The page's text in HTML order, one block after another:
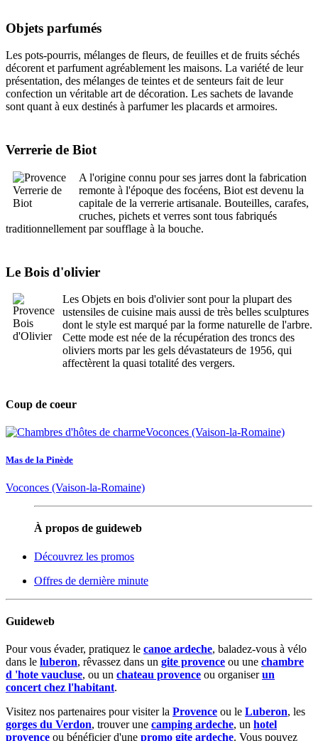
Objets parfumés
Les pots-pourris, mélanges de fleurs, de feuilles et de fruits séchés
décorent et parfument agréablement les maisons. La variété de leur
présentation, des mélanges de teintes et de senteurs fait de leur
confection un véritable art de décoration. Les sachets de lavande
sont quant à eux destinés à parfumer les placards et armoires.
Verrerie de Biot
A l'origine connu pour ses jarres dont la fabrication
remonte à l'époque des focéens, Biot est devenu la
capitale de la verrerie artisanale. Bouteilles, carafes,
cruches, pichets et verres sont tous fabriqués
traditionnellement par soufflage à la bouche.
Le Bois d'olivier
Les Objets en bois d'olivier sont pour la plupart des
ustensiles de cuisine mais aussi de très belles sculptures
dont le style est marqué par la forme naturelle de l'arbre.
Cette mode est née de la récupération des troncs des
oliviers morts par les gels dévastateurs de 1956, qui
affectèrent la quasi totalité des vergers.
Coup de coeur
Mas de la Pinède
Voconces (Vaison-la-Romaine)
À propos de guideweb
Découvrez les promos
Offres de dernière minute
Guideweb
Pour vous évader, pratiquez le canoe ardeche, baladez-vous à vélo
dans le luberon, rêvassez dans un gite provence ou une chambre
d 'hote vaucluse, ou un chateau provence ou organiserun
concert chez l'habitant.
Visitez nos partenaires pour visiter la Provence ou le Luberon, les
gorges du Verdon, trouver une camping ardeche, un hotel
provence ou bénéficier d'une promo gite ardeche. Vous pouvez